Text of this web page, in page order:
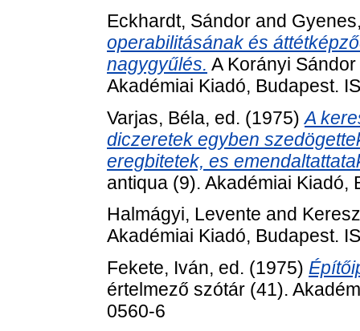
Eckhardt, Sándor and
operabilitásának és
nagygyűlés. A Korányi
Akadémiai Kiadó, Budapest.
Varjas, Béla, ed. (1975)A
diczeretek egyben
eregbitetek, es
antiqua (9). Akadémiai Kiadó,
Halmágyi, Levente and
Akadémiai Kiadó, Budapest.
Fekete, Iván, ed. (1975)
értelmező szótár (41).
0560-6